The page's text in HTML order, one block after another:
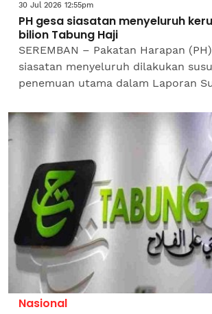
30 Jul 2026 12:55pm
PH gesa siasatan menyeluruh
bilion Tabung Haji
SEREMBAN – Pakatan Harapan
siasatan menyeluruh dilakukan
penemuan utama dalam Laporan
Lembaga Tabung Haji (LTH)...
Nasional